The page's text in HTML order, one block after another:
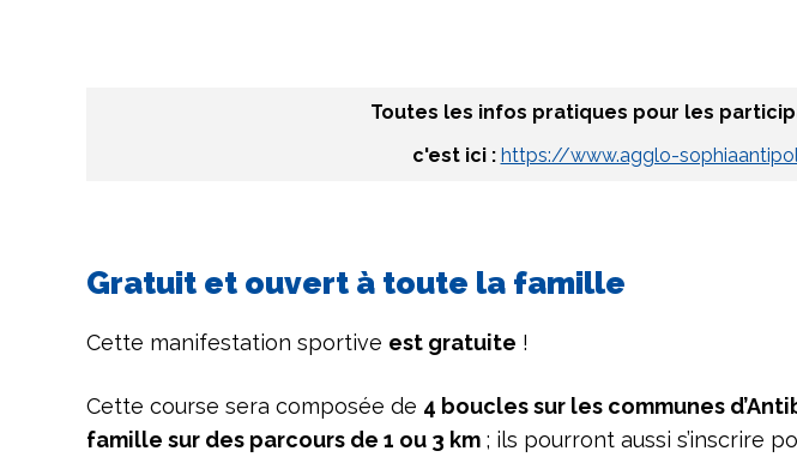
Toutes les infos pratiques pour les
c'est ici : https://www.agglo-
Gratuit et ouvert à toute la famille
Cette manifestation sportive est gratuite !
Cette course sera composée de 4 boucles sur les communes
famille sur des parcours de 1 ou 3 km ; ils pourront aussi s’inscrire